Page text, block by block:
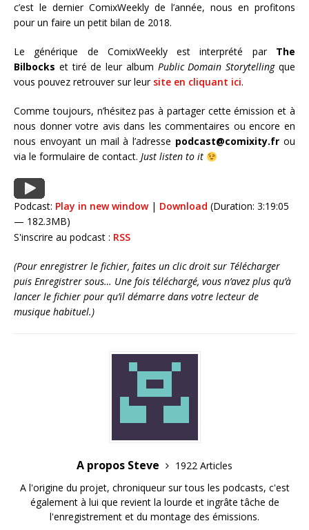
c’est le dernier ComixWeekly de l’année, nous en profitons
pour un faire un petit bilan de 2018.
Le générique de ComixWeekly est interprété par The
Bilbocks et tiré de leur album Public Domain Storytellingque
vous pouvez retrouver sur leursite en cliquant ici.
Comme toujours, n’hésitez pas à partager cette émission et à
nous donner votre avis dans les commentaires ou encore en
nous envoyant un mail à l’adresse podcast@comixity.fr ou
via le formulaire de contact. Just listen to it
Podcast: Play in new window| Download (Duration: 3:19:05
— 182.3MB)
S'inscrire au podcast : RSS
(Pour enregistrer le fichier, faites un clic droit sur Télécharger
puis Enregistrer sous… Une fois téléchargé, vous n’avez plus qu’à
lancer le fichier pour qu’il démarre dans votre lecteur de
musique habituel.)
A propos Steve
1922 Articles
A l'origine du projet, chroniqueur sur tous les podcasts, c'est
également à lui que revient la lourde et ingrâte tâche de
l'enregistrement et du montage des émissions.